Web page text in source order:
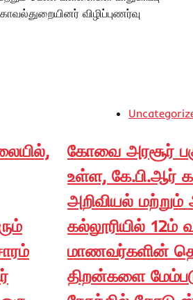
விழிப்புணர்வு
கோவை அரசூர்
உள்ள, கே.பி.ஆர்
அறிவியல் மற்றும்
கல்லூரியில் 12ம்
மாணவர்களின்
திறன்களை